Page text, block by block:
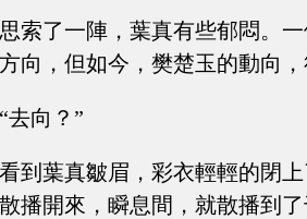
思索了一陣，葉真有些郁悶。
向，但如今，樊楚玉的動向
“去向？”
看到葉真皺眉，彩衣輕輕的閉
播開來，瞬息間，就散播到